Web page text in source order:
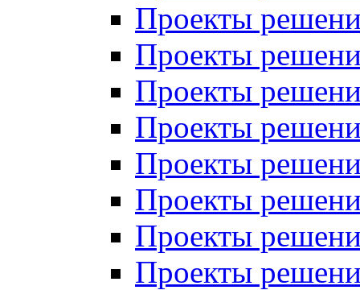
Проекты
Проекты
Проекты
Проекты
Проекты
Проекты
Проекты
Проекты